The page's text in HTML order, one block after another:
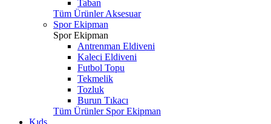
Taban
Tüm Ürünler Aksesuar
Spor Ekipman
Spor Ekipman
Antrenman Eldiveni
Kaleci Eldiveni
Futbol Topu
Tekmelik
Tozluk
Burun Tıkacı
Tüm Ürünler Spor Ekipman
Kıds